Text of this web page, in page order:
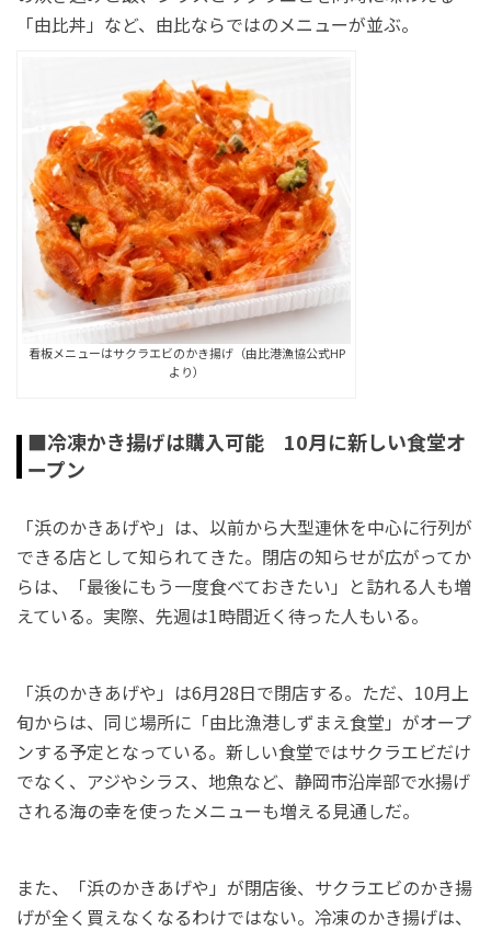
「由比丼」など、由比ならではのメニューが並ぶ。
看板メニューはサクラエビのかき揚げ（由比港漁協公式HP
より）
■冷凍かき揚げは購入可能 10月に新しい食堂オ
ープン
「浜のかきあげや」は、以前から大型連休を中心に行列が
できる店として知られてきた。閉店の知らせが広がってか
らは、「最後にもう一度食べておきたい」と訪れる人も増
えている。実際、先週は1時間近く待った人もいる。
「浜のかきあげや」は6月28日で閉店する。ただ、10月上
旬からは、同じ場所に「由比漁港しずまえ食堂」がオープ
ンする予定となっている。新しい食堂ではサクラエビだけ
でなく、アジやシラス、地魚など、静岡市沿岸部で水揚げ
される海の幸を使ったメニューも増える見通しだ。
また、「浜のかきあげや」が閉店後、サクラエビのかき揚
げが全く買えなくなるわけではない。冷凍のかき揚げは、